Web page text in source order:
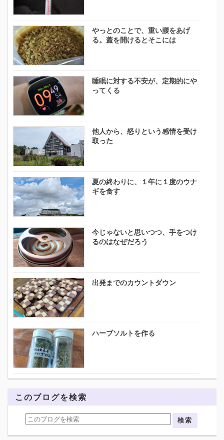
やっとのことで、重い腰をあげ
る。蓋を開けるとそこには
睡眠に対する不安が、定期的にや
ってくる
他人から、怒りという感情を受け
取った
夏の終わりに、１年に１度のウナ
ギを食す
今じゃないと思いつつ、手をつけ
るのはなぜだろう
出発までのカウントダウン
ハーブソルトを作る
このブログを検索